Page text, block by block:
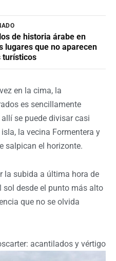
de historia árabe en
lugares que no aparecen
turísticos
en la cima, la
es sencillamente
se puede divisar casi
la vecina Formentera y
salpican el horizonte.
la subida a última hora de
sol desde el punto más alto
que no se olvida
acantilados y vértigo